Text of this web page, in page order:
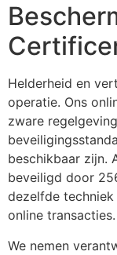
Helderheid en
operatie. Ons
zware
beschikbaar zijn.
beveiligd door
dezelfde
online transacties.
We nemen